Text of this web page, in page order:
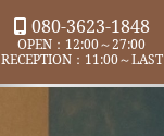
080-3623-1848
OPEN：12:00～27:00
RECEPTION：11:00～LAST